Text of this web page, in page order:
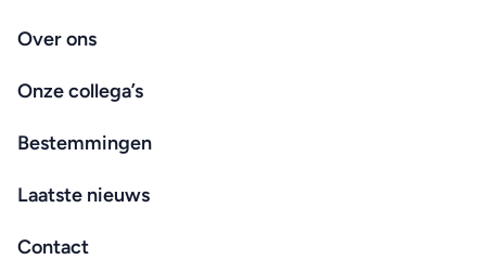
Over ons
Onze collega’s
Bestemmingen
Laatste nieuws
Contact